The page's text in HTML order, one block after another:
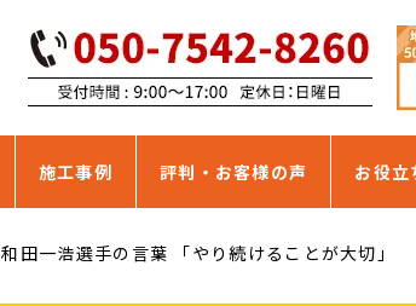
施工事例 評判・お客様の声 お役立
和田一浩選手の言葉 「やり続けることが大切」